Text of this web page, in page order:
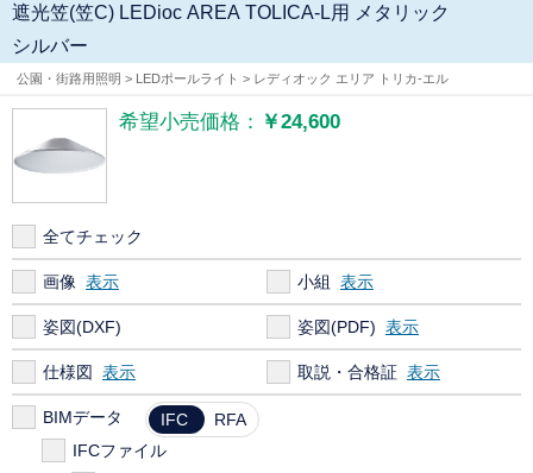
遮光笠(笠C) LEDioc AREA TOLICA-L用 メタリック
シルバー
公園・街路用照明 > LEDポールライト > レディオック エリア トリカ-エル
希望小売価格： ￥24,600
全てチェック
画像 小組
姿図(DXF) 姿図(PDF)
仕様図 取説・合格証
BIMデータ IFC
RFA
IFCファイル